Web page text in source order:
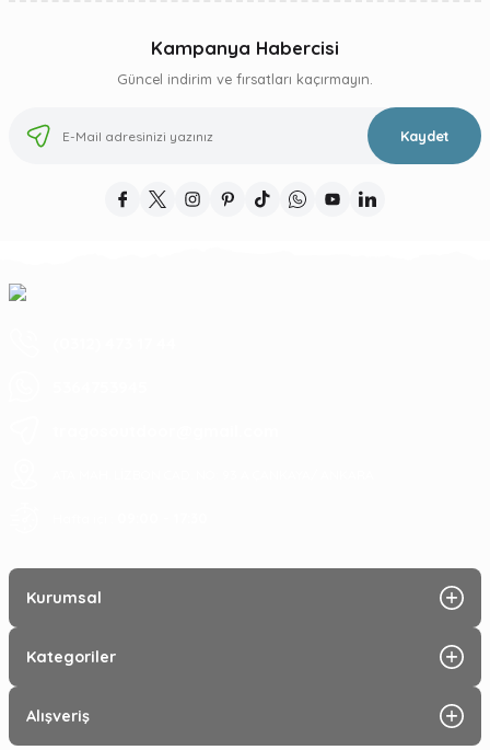
Kampanya Habercisi
Güncel indirim ve fırsatları kaçırmayın.
Kaydet
Kurumsal
Kategoriler
Alışveriş